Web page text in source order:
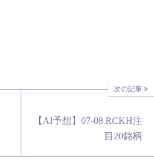
次の記事
【AI予想】07-08 RCKH注
目20銘柄